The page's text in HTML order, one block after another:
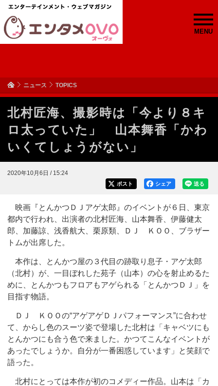
MENU
ニュース TOPICS
北村匠海、撮影時は「今より８キ
ロ太っていた」 山本舞香「かわ
いくてしょうがない」
2020年10月6日 / 15:24
送る
シェア
ポスト
映画『とんかつＤＪアゲ太郎』のイベントが６日、東京
都内で行われ、出演者の北村匠海、山本舞香、伊藤健太
郎、加藤諒、浅香航大、栗原類、ＤＪ ＫＯＯ、ブラザー
トムが出席した。
本作は、とんかつ屋の３代目の跡取り息子・アゲ太郎
（北村）が、一目ぼれした苑子（山本）の心を射止めるた
めに、とんかつもフロアもアゲられる「とんかつＤＪ」を
目指す物語。
ＤＪ ＫＯＯの“アゲアゲＤＪパフォーマンス”に合わせ
て、からし色のスーツ姿で登場した北村は「キャベツにも
とんかつにも合う色で来ました。かつてこんなイベントが
あったでしょうか。自分が一番困惑しています」と笑顔で
語った。
北村にとっては本作が初のコメディー作品。山本は「カ